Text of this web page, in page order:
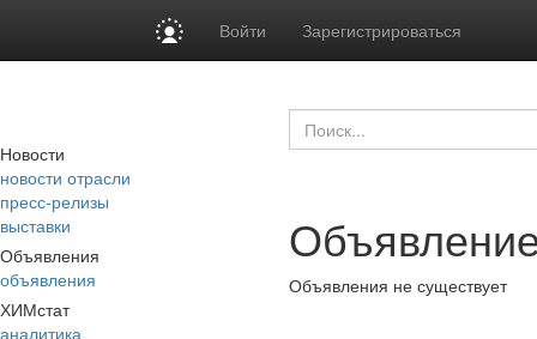
Войти Зарегистрироваться
Новости
новости отрасли
пресс-релизы
выставки
Объявления
объявления
ХИМстат
аналитика
Объявления не существует